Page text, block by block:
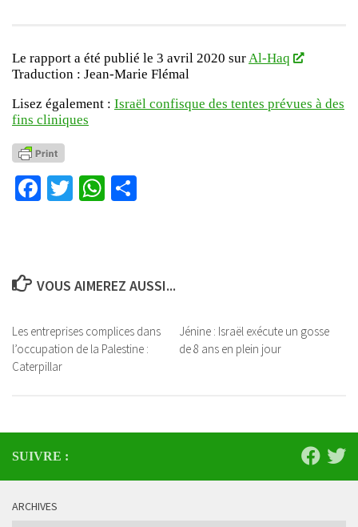
Le rapport a été publié le 3 avril 2020 surAl-Haq
Traduction : Jean-Marie Flémal
Lisez également : Israël confisque des tentes prévues à des
fins cliniques
Facebook
TwitterWhatsApp
VOUS AIMEREZ AUSSI...
Les entreprises complices dans
l’occupation de la Palestine :
Caterpillar
Jénine : Israël exécute un gosse
de 8 ans en plein jour
SUIVRE :
ARCHIVES